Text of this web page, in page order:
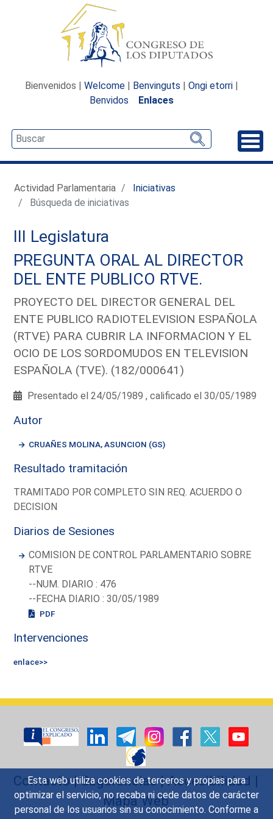
Esta web utiliza cookies de terceros y propias para
optimizar el servicio, no recaba ni cede datos de carácter
personal de los usuarios sin su conocimiento. Conforme a
Bienvenidos | Welcome | Benvinguts | Ongi etorri |
Benvidos
Enlaces
Actividad Parlamentaria
Iniciativas
Búsqueda de iniciativas
III Legislatura
PREGUNTA ORAL AL DIRECTOR
DEL ENTE PUBLICO RTVE.
PROYECTO DEL DIRECTOR GENERAL DEL
ENTE PUBLICO RADIOTELEVISION ESPAÑOLA
(RTVE) PARA CUBRIR LA INFORMACION Y EL
OCIO DE LOS SORDOMUDOS EN TELEVISION
ESPAÑOLA (TVE). (182/000641)
Presentado el 24/05/1989 , calificado el 30/05/1989
Autor
CRUAÑES MOLINA, ASUNCION (GS)
Resultado tramitación
TRAMITADO POR COMPLETO SIN REQ. ACUERDO O
DECISION
Diarios de Sesiones
COMISION DE CONTROL PARLAMENTARIO SOBRE
RTVE
--NUM. DIARIO : 476
--FECHA DIARIO : 30/05/1989
PDF
Intervenciones
enlace>>
Contacto|Sugerencias|Accesibilidad |
Mapa Web